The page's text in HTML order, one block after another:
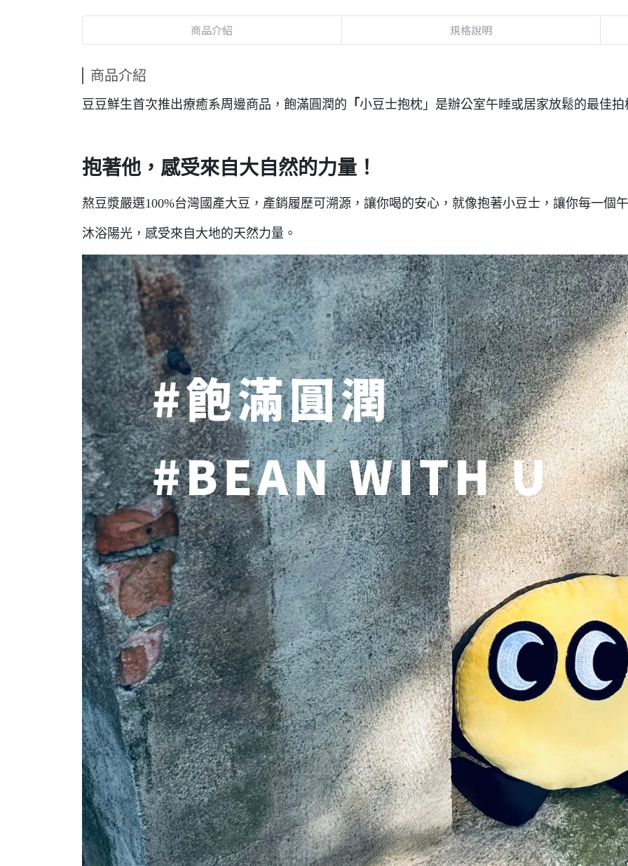
商品介紹 規格說明
商品介紹
豆豆鮮生首次推出療癒系周邊商品，飽滿圓潤的 「 小豆士抱枕」是辦公室午睡或居家放鬆的最佳拍
抱著他，感受來自大自然的力量！
熬豆漿嚴選100%台灣國產大豆，產銷履歷可溯源，讓你喝的安心，就像抱著小豆士，讓你每一個
沐浴陽光，感受來自大地的天然力量。